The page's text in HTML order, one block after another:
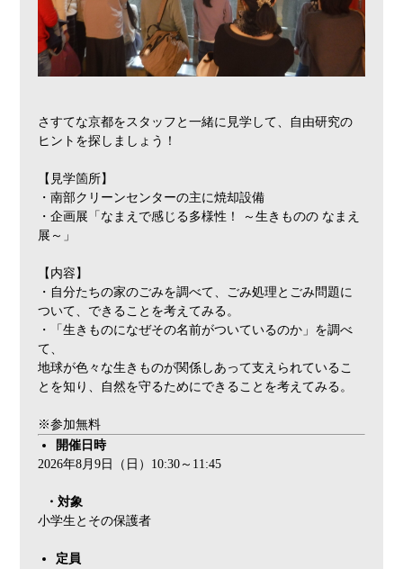
さすてな京都をスタッフと一緒に見学して、自由研究の
ヒントを探しましょう！
【見学箇所】
・南部クリーンセンターの主に焼却設備
・企画展「なまえで感じる多様性！ ～生きものの なまえ
展～」
【内容】
・自分たちの家のごみを調べて、ごみ処理とごみ問題に
ついて、できることを考えてみる。
・「生きものになぜその名前がついているのか」を調べ
て、
地球が色々な生きものが関係しあって支えられているこ
とを知り、自然を守るためにできることを考えてみる。
※参加無料
開催日時
2026年8月9日（日）10:30～11:45
・対象
小学生とその保護者
定員